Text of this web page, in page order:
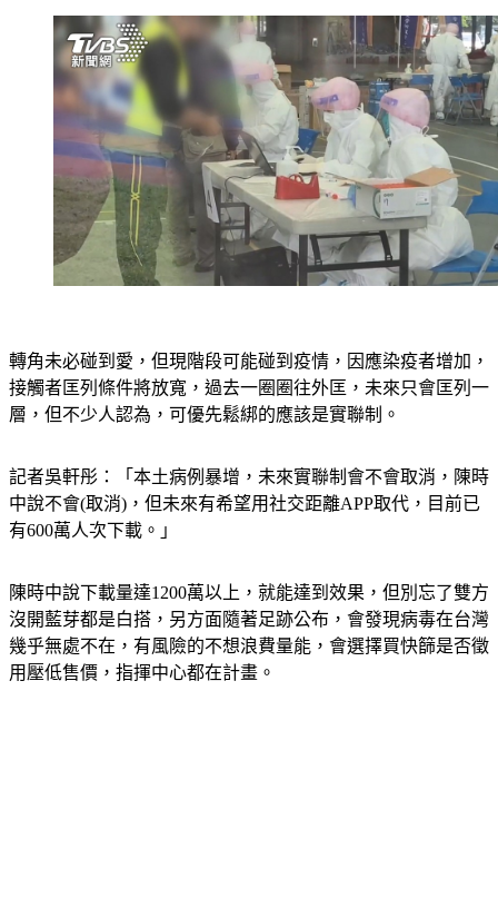
轉角未必碰到愛，但現階段可能碰到疫情，因應染疫者增加，
接觸者匡列條件將放寬，過去一圈圈往外匡，未來只會匡列一
層，但不少人認為，可優先鬆綁的應該是實聯制。
記者吳軒彤：「本土病例暴增，未來實聯制會不會取消，陳時
中說不會(取消)，但未來有希望用社交距離APP取代，目前已
有600萬人次下載。」
陳時中說下載量達1200萬以上，就能達到效果，但別忘了雙方
沒開藍芽都是白搭，另方面隨著足跡公布，會發現病毒在台灣
幾乎無處不在，有風險的不想浪費量能，會選擇買快篩是否徵
用壓低售價，指揮中心都在計畫。